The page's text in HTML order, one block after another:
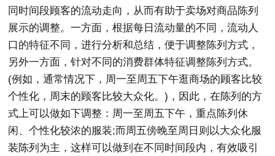
同时间段顾客的流动走向，从而有助于卖场对商品陈列
展示的调整。一方面，根据每日流动量的不同，流动人
口的特征不同，进行分析和总结，便于调整陈列方式，
另外一方面，针对不同的消费群体特征调整陈列方式。
(例如，通常情况下，周一至周五下午逛商场的顾客比较
个性化，周末的顾客比较大众化。)，因此，在陈列的方
式上可以做如下调整：周一至周五下午，重点陈列休
闲、个性化较浓的服装;而周五傍晚至周日则以大众化服
装陈列为主，这样可以做到在不同时间段内，有效吸引